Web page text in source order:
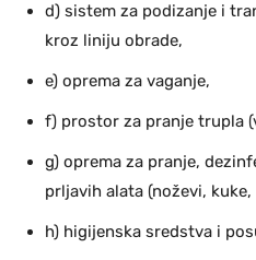
d) sistem za podizanje i
kroz liniju obrade,
e) oprema za vaganje,
f) prostor za pranje trupla
g) oprema za pranje,
prljavih alata (noževi, kuke,
h) higijenska sredstva i